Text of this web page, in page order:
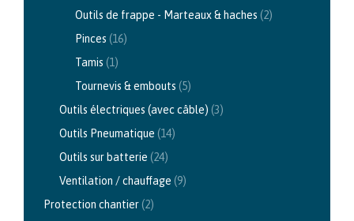
Outils de frappe - Marteaux & haches (2)
Pinces (16)
Tamis (1)
Tournevis & embouts (5)
Outils électriques (avec câble) (3)
Outils Pneumatique (14)
Outils sur batterie (24)
Ventilation / chauffage (9)
Protection chantier(2)